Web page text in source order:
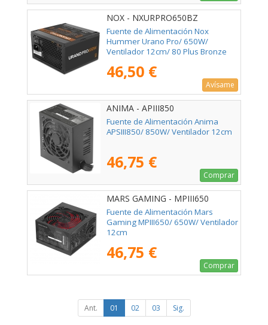
NOX - NXURPRO650BZ
Fuente de Alimentación Nox
Hummer Urano Pro/ 650W/
Ventilador 12cm/ 80 Plus Bronze
46,50 €
Avísame
ANIMA - APIII850
Fuente de Alimentación Anima
APSIII850/ 850W/ Ventilador 12cm
46,75 €
Comprar
MARS GAMING - MPIII650
Fuente de Alimentación Mars
Gaming MPIII650/ 650W/ Ventilador
12cm
46,75 €
Comprar
Ant. 01 02 03 Sig.